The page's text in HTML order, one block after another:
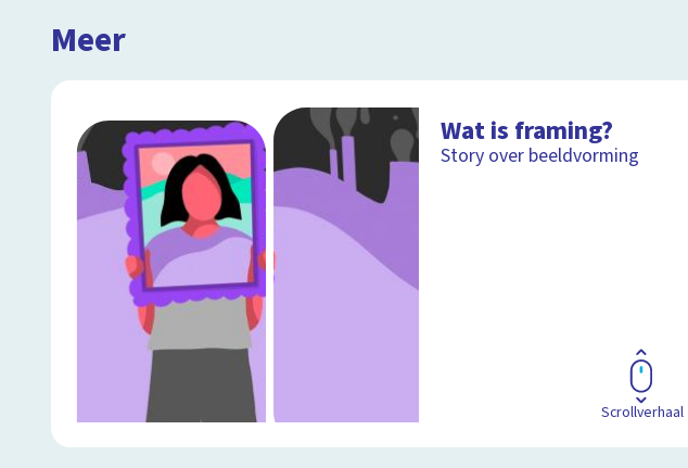
Meer
Wat is framing?
Story over beeldvorming
Scrollverhaal